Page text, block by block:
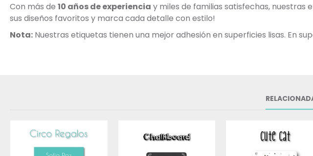
Con más de 10 años de experiencia y miles de familias satisfechas, nuestras
sus diseños favoritos y marca cada detalle con estilo!
Nota: Nuestras etiquetas tienen una mejor adhesión en superficies lisas. En